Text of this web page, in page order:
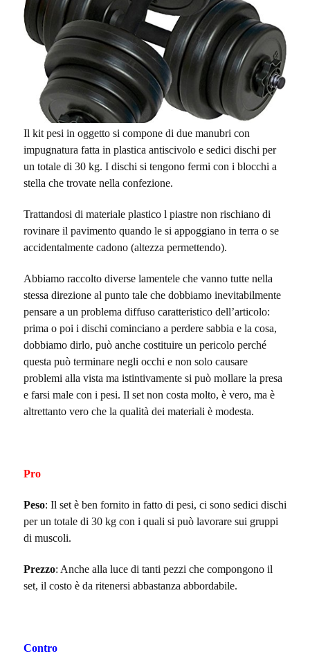
Il kit pesi in oggetto si compone di due manubri con
impugnatura fatta in plastica antiscivolo e sedici dischi per
un totale di 30 kg. I dischi si tengono fermi con i blocchi a
stella che trovate nella confezione.
Trattandosi di materiale plastico l piastre non rischiano di
rovinare il pavimento quando le si appoggiano in terra o se
accidentalmente cadono (altezza permettendo).
Abbiamo raccolto diverse lamentele che vanno tutte nella
stessa direzione al punto tale che dobbiamo inevitabilmente
pensare a un problema diffuso caratteristico dell’articolo:
prima o poi i dischi cominciano a perdere sabbia e la cosa,
dobbiamo dirlo, può anche costituire un pericolo perché
questa può terminare negli occhi e non solo causare
problemi alla vista ma istintivamente si può mollare la presa
e farsi male con i pesi. Il set non costa molto, è vero, ma è
altrettanto vero che la qualità dei materiali è modesta.
Pro
Peso: Il set è ben fornito in fatto di pesi, ci sono sedici dischi
per un totale di 30 kg con i quali si può lavorare sui gruppi
di muscoli.
Prezzo: Anche alla luce di tanti pezzi che compongono il
set, il costo è da ritenersi abbastanza abbordabile.
Contro